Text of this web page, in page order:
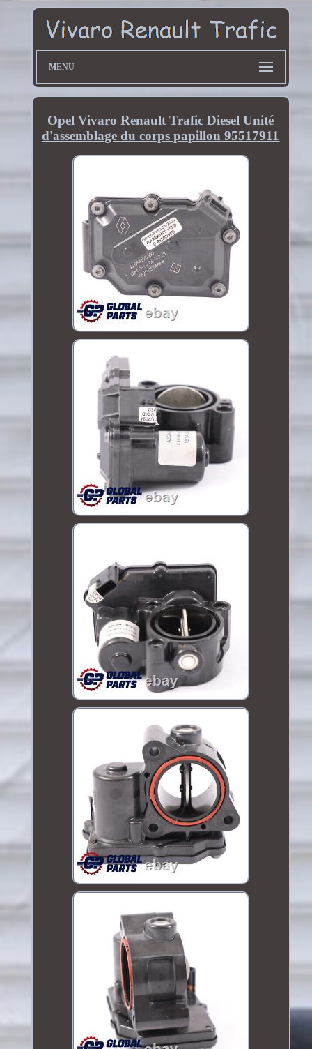
MENU
Opel Vivaro Renault Trafic Diesel Unité
d'assemblage du corps papillon 95517911